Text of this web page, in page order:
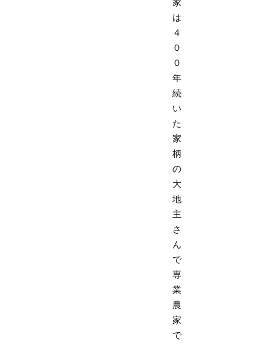
は
４
０
０
年
続
い
た
家
柄
の
大
地
主
さ
ん
で
専
業
農
家
で